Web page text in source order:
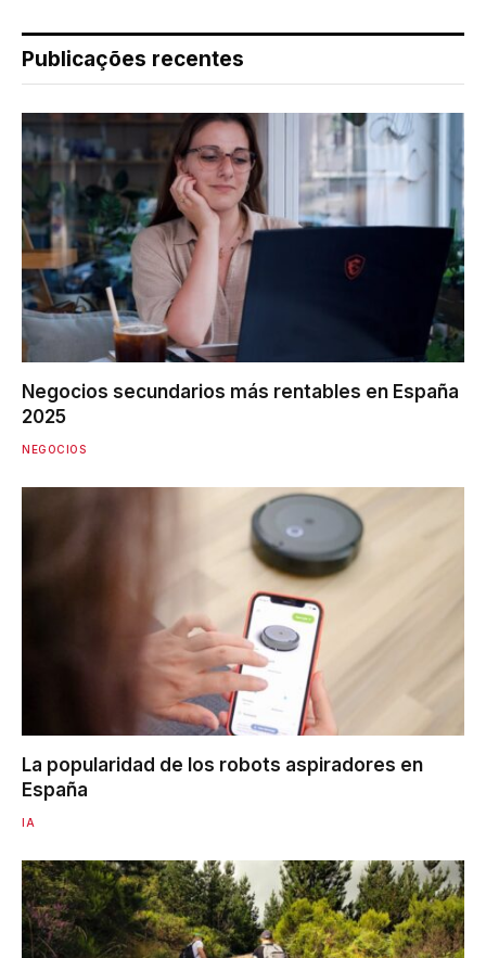
Publicações recentes
Negocios secundarios más rentables en España
2025
NEGOCIOS
La popularidad de los robots aspiradores en
España
IA